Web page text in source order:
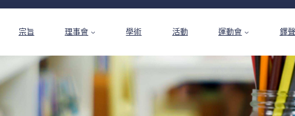
宗旨 理事會 學術 活動 運動會 鐸聲